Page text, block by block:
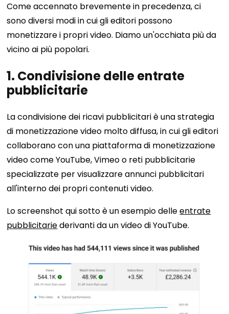
Come accennato brevemente in precedenza, ci
sono diversi modi in cui gli editori possono
monetizzare i propri video. Diamo un'occhiata più da
vicino ai più popolari.
1. Condivisione delle entrate
pubblicitarie
La condivisione dei ricavi pubblicitari è una strategia
di monetizzazione video molto diffusa, in cui gli editori
collaborano con una piattaforma di monetizzazione
video come YouTube, Vimeo o reti pubblicitarie
specializzate per visualizzare annunci pubblicitari
all'interno dei propri contenuti video.
Lo screenshot qui sotto è un esempio delleentrate
pubblicitariederivanti da un video di YouTube.